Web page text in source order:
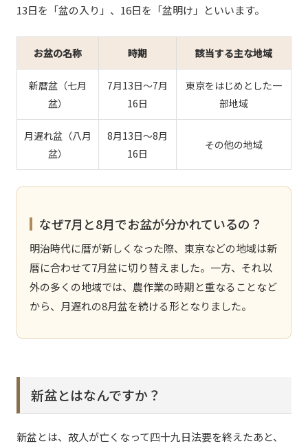
13日を「盆の入り」、16日を「盆明け」といいます。
お盆の名称 時期 該当する主な地域
新暦盆（七月
盆）
7月13日〜7月
16日
東京をはじめとした一
部地域
月遅れ盆（八月
盆）
8月13日〜8月
16日
その他の地域
なぜ7月と8月でお盆が分かれているの？
明治時代に暦が新しくなった際、東京などの地域は新
暦に合わせて7月盆に切り替えました。一方、それ以
外の多くの地域では、農作業の時期と重なることなど
から、月遅れの8月盆を続ける形となりました。
新盆とはなんですか？
新盆とは、故人が亡くなって四十九日法要を終えたあと、